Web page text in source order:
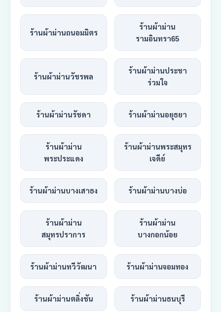
ร้านผ้าม่านถนอมมิตร
ร้านผ้าม่าน
รามอินทรา65
ร้านผ้าม่านวัชรพล
ร้านผ้าม่านประชา
ร่วมใจ
ร้านผ้าม่านรัชดา ร้านผ้าม่านอยุธยา
ร้านผ้าม่าน
พระประแดง
ร้านผ้าม่านพระสมุทร
เจดีย์
ร้านผ้าม่านบางเสาธง ร้านผ้าม่านบางบ่อ
ร้านผ้าม่าน
สมุทรปราการ
ร้านผ้าม่าน
บางกอกน้อย
ร้านผ้าม่านทวีวัฒนา ร้านผ้าม่านจอมทอง
ร้านผ้าม่านตลิ่งชัน ร้านผ้าม่านธนบุรี